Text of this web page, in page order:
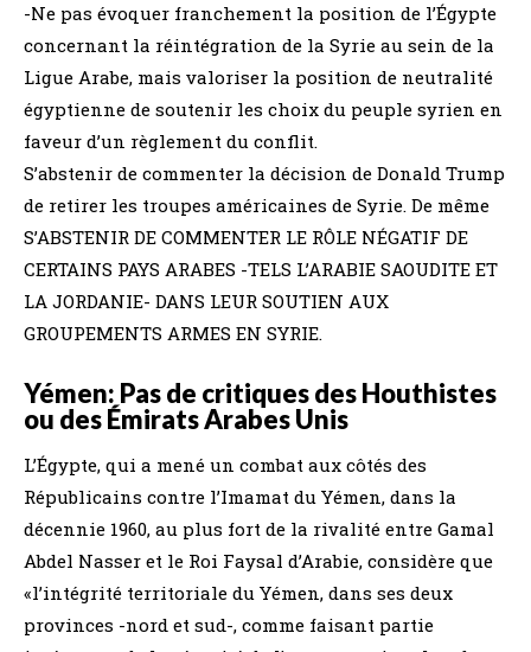
-Ne pas évoquer franchement la position de l’Égypte
concernant la réintégration de la Syrie au sein de la
Ligue Arabe, mais valoriser la position de neutralité
égyptienne de soutenir les choix du peuple syrien en
faveur d’un règlement du conflit.
S’abstenir de commenter la décision de Donald Trump
de retirer les troupes américaines de Syrie. De même
S’ABSTENIR DE COMMENTER LE RÔLE NÉGATIF DE
CERTAINS PAYS ARABES -TELS L’ARABIE SAOUDITE ET
LA JORDANIE- DANS LEUR SOUTIEN AUX
GROUPEMENTS ARMES EN SYRIE.
Yémen: Pas de critiques des Houthistes
ou des Émirats Arabes Unis
L’Égypte, qui a mené un combat aux côtés des
Républicains contre l’Imamat du Yémen, dans la
décennie 1960, au plus fort de la rivalité entre Gamal
Abdel Nasser et le Roi Faysal d’Arabie, considère que
«l’intégrité territoriale du Yémen, dans ses deux
provinces -nord et sud-, comme faisant partie